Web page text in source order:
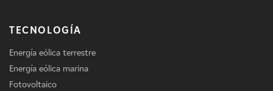
TECNOLOGÍA
Energía eólica terrestre
Energía eólica marina
Fotovoltaico